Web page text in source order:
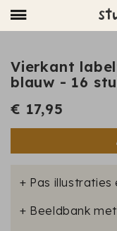
Vierkant
blauw - 16
€ 17,95
+ Pas illustraties
+ Beeldbank